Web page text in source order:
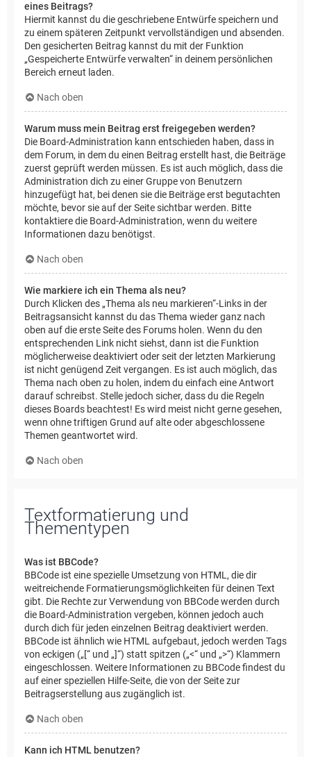
eines Beitrags?
Hiermit kannst du die geschriebene Entwürfe speichern und
zu einem späteren Zeitpunkt vervollständigen und absenden.
Den gesicherten Beitrag kannst du mit der Funktion
„Gespeicherte Entwürfe verwalten“ in deinem persönlichen
Bereich erneut laden.
Nach oben
Warum muss mein Beitrag erst freigegeben werden?
Die Board-Administration kann entschieden haben, dass in
dem Forum, in dem du einen Beitrag erstellt hast, die Beiträge
zuerst geprüft werden müssen. Es ist auch möglich, dass die
Administration dich zu einer Gruppe von Benutzern
hinzugefügt hat, bei denen sie die Beiträge erst begutachten
möchte, bevor sie auf der Seite sichtbar werden. Bitte
kontaktiere die Board-Administration, wenn du weitere
Informationen dazu benötigst.
Nach oben
Wie markiere ich ein Thema als neu?
Durch Klicken des „Thema als neu markieren“-Links in der
Beitragsansicht kannst du das Thema wieder ganz nach
oben auf die erste Seite des Forums holen. Wenn du den
entsprechenden Link nicht siehst, dann ist die Funktion
möglicherweise deaktiviert oder seit der letzten Markierung
ist nicht genügend Zeit vergangen. Es ist auch möglich, das
Thema nach oben zu holen, indem du einfach eine Antwort
darauf schreibst. Stelle jedoch sicher, dass du die Regeln
dieses Boards beachtest! Es wird meist nicht gerne gesehen,
wenn ohne triftigen Grund auf alte oder abgeschlossene
Themen geantwortet wird.
Nach oben
Textformatierung und
Thementypen
Was ist BBCode?
BBCode ist eine spezielle Umsetzung von HTML, die dir
weitreichende Formatierungsmöglichkeiten für deinen Text
gibt. Die Rechte zur Verwendung von BBCode werden durch
die Board-Administration vergeben, können jedoch auch
durch dich für jeden einzelnen Beitrag deaktiviert werden.
BBCode ist ähnlich wie HTML aufgebaut, jedoch werden Tags
von eckigen („[“ und „]“) statt spitzen („<“ und „>“) Klammern
eingeschlossen. Weitere Informationen zu BBCode findest du
auf einer speziellen Hilfe-Seite, die von der Seite zur
Beitragserstellung aus zugänglich ist.
Nach oben
Kann ich HTML benutzen?